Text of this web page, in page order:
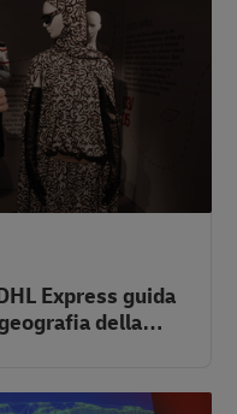
Express guida
della